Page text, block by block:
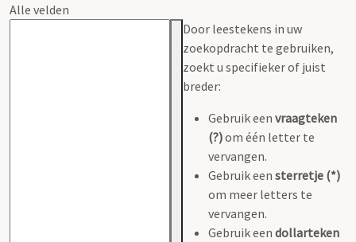
Alle velden
Door leestekens in uw
zoekopdracht te gebruiken,
zoekt u specifieker of juist
breder:
Gebruik een vraagteken
(?)om één letter te
vervangen.
Gebruik een sterretje (*)
om meer letters te
vervangen.
Gebruik een dollarteken